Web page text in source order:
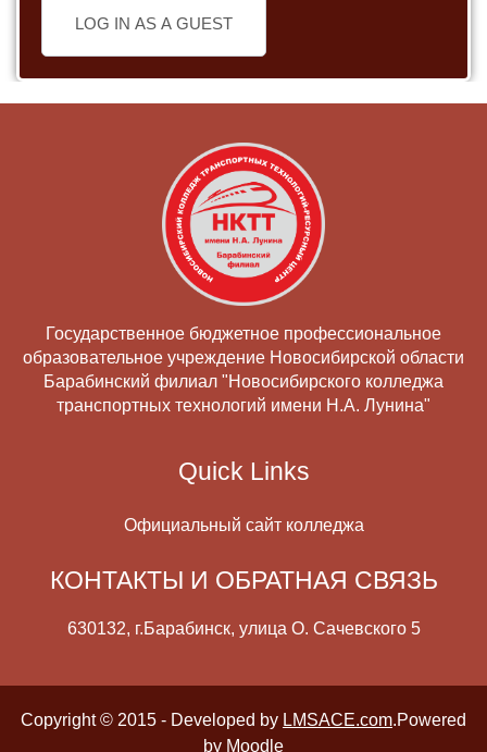
LOG IN AS A GUEST
Государственное бюджетное профессиональное
образовательное учреждение Новосибирской области
Барабинский филиал "Новосибирского колледжа
транспортных технологий имени Н.А. Лунина"
Quick Links
Официальный сайт колледжа
КОНТАКТЫ И ОБРАТНАЯ СВЯЗЬ
630132, г.Барабинск, улица О. Сачевского 5
Copyright © 2015 - Developed by LMSACE.com.Powered
by Moodle